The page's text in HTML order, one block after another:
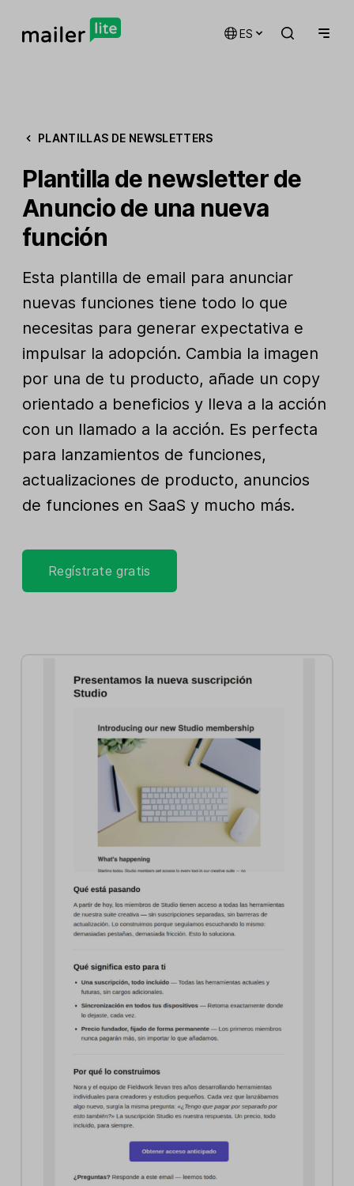
ES
PLANTILLAS DE NEWSLETTERS
Plantilla de newsletter de
Anuncio de una nueva
función
Esta plantilla de email para anunciar
nuevas funciones tiene todo lo que
necesitas para generar expectativa e
impulsar la adopción. Cambia la imagen
por una de tu producto, añade un copy
orientado a beneficios y lleva a la acción
con un llamado a la acción. Es perfecta
para lanzamientos de funciones,
actualizaciones de producto, anuncios
de funciones en SaaS y mucho más.
Regístrate gratis